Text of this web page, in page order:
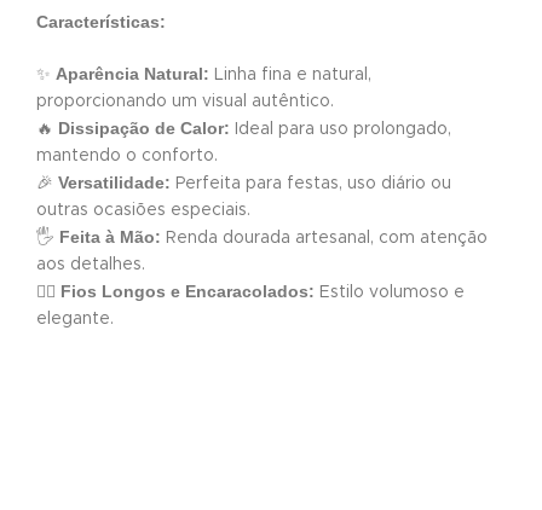
Características:
✨ Aparência Natural: Linha fina e natural,
proporcionando um visual autêntico.
🔥 Dissipação de Calor: Ideal para uso prolongado,
mantendo o conforto.
🎉 Versatilidade: Perfeita para festas, uso diário ou
outras ocasiões especiais.
🖐️ Feita à Mão: Renda dourada artesanal, com atenção
aos detalhes.
💁‍♀️ Fios Longos e Encaracolados: Estilo volumoso e
elegante.